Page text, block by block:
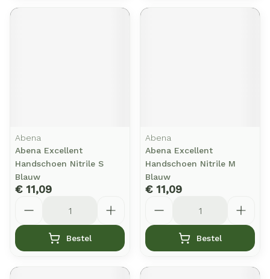
Abena
Abena Excellent
Handschoen Nitrile S
Blauw
€ 11,09
Bestel
Abena
Abena Excellent
Handschoen Nitrile M
Blauw
€ 11,09
Bestel